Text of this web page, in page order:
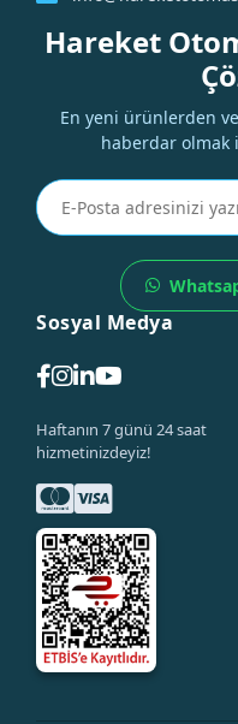
Hareket
En yeni ürünlerden
haberdar olmak
Sosyal Medya
Haftanın 7 günü 24 saat
hizmetinizdeyiz!